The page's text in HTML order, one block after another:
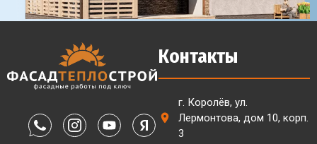
Контакты
г. Королёв, ул.
Лермонтова, дом 10, корп.
3